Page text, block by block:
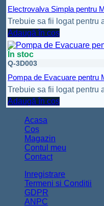
Electrovalva Simpla pentru
Trebuie sa fii logat pentru
Adaugă în coș
În stoc
Q-3D003
Pompa de Evacuare pentru
Trebuie sa fii logat pentru
Adaugă în coș
Acasa
Coș
Magazin
Contul meu
Contact
Inregistrare
Termeni si Conditii
GDPR
ANPC